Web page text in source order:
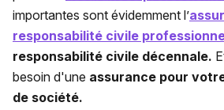
importantes sont évidemment l’
responsabilité civile
responsabilité civile décennale.
besoin d'une assurance pour
de société.